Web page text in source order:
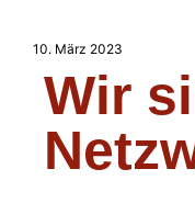
10. März 2023
Wir